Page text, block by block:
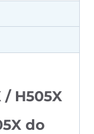
/ H505X
do